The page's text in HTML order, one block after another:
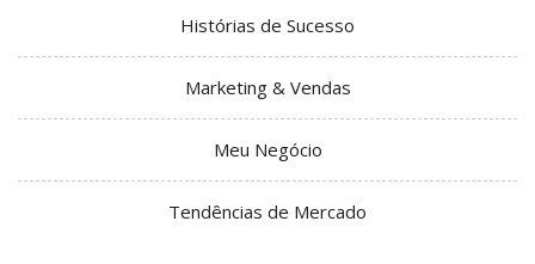
Histórias de Sucesso
Marketing & Vendas
Meu Negócio
Tendências de Mercado